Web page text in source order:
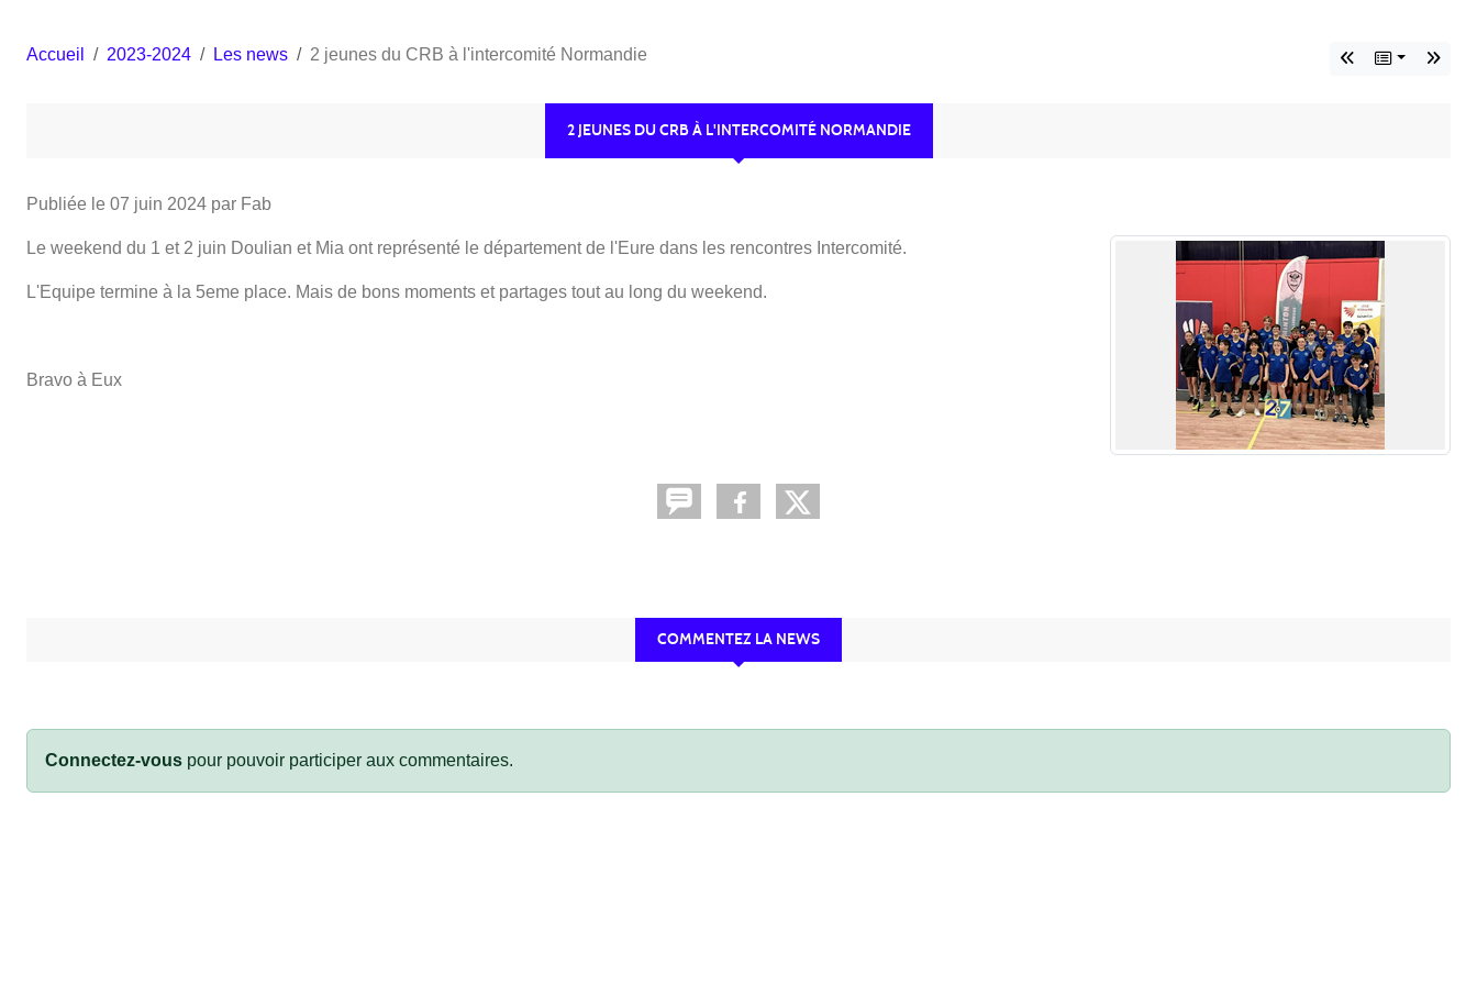
Accueil 2023-2024 Les news 2 jeunes du CRB à l'intercomité Normandie
2 JEUNES DU CRB À L'INTERCOMITÉ NORMANDIE
Publiée le 07 juin 2024 par Fab
Le weekend du 1 et 2 juin Doulian et Mia ont représenté le département de l'Eure dans les rencontres Intercomité.
L'Equipe termine à la 5eme place. Mais de bons moments et partages tout au long du weekend.
Bravo à Eux
COMMENTEZ LA NEWS
Connectez-vous pour pouvoir participer aux commentaires.